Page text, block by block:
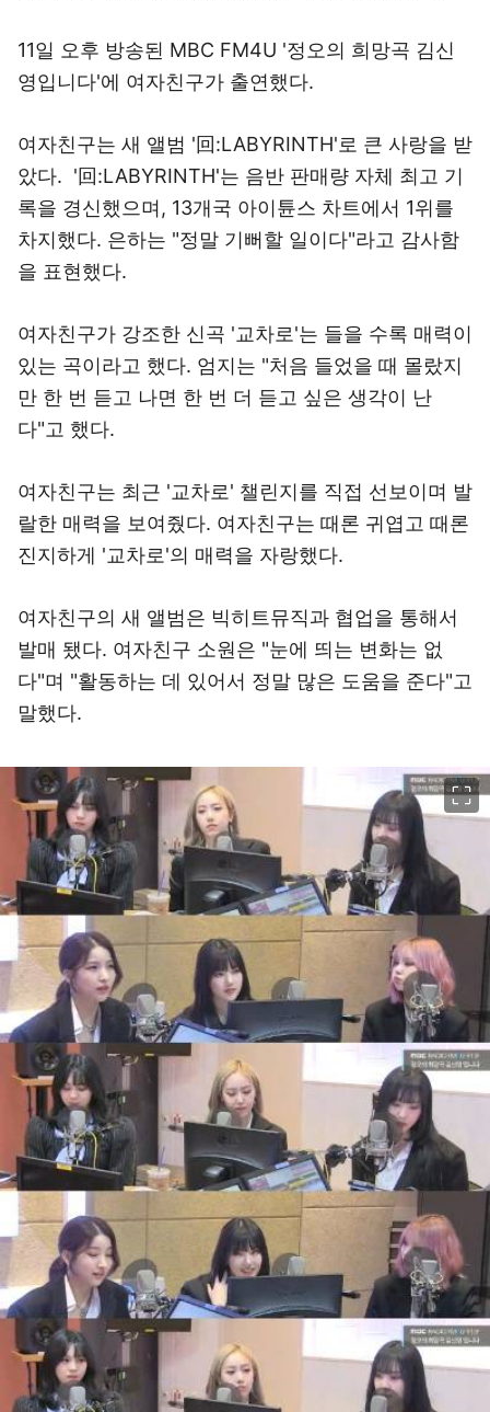
11일 오후 방송된 MBC FM4U '정오의 희망곡 김신
영입니다'에 여자친구가 출연했다.
여자친구는 새 앨범 '回:LABYRINTH'로 큰 사랑을 받
았다. '回:LABYRINTH'는 음반 판매량 자체 최고 기
록을 경신했으며, 13개국 아이튠스 차트에서 1위를
차지했다. 은하는 "정말 기뻐할 일이다"라고 감사함
을 표현했다.
여자친구가 강조한 신곡 '교차로'는 들을 수록 매력이
있는 곡이라고 했다. 엄지는 "처음 들었을 때 몰랐지
만 한 번 듣고 나면 한 번 더 듣고 싶은 생각이 난
다"고 했다.
여자친구는 최근 '교차로' 챌린지를 직접 선보이며 발
랄한 매력을 보여줬다. 여자친구는 때론 귀엽고 때론
진지하게 '교차로'의 매력을 자랑했다.
여자친구의 새 앨범은 빅히트뮤직과 협업을 통해서
발매 됐다. 여자친구 소원은 "눈에 띄는 변화는 없
다"며 "활동하는 데 있어서 정말 많은 도움을 준다"고
말했다.